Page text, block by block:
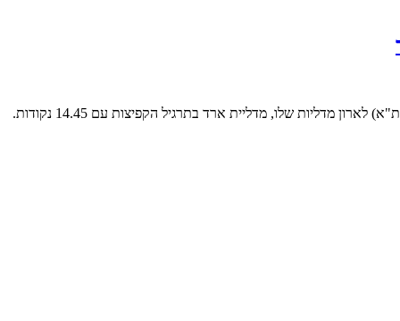
מאת: הוועד האולימפי בישראל אחרי שזכה אתמול במדליית הזהב בתרגיל הקרקע בגביע העולם בקהיר, הוסיף היום המתעמל ארטיום דולגופיאט (מכבי ת"א) לארון מדליות שלו, מדליית ארד בתרגיל הקפיצות עם 14.45 נקודות.